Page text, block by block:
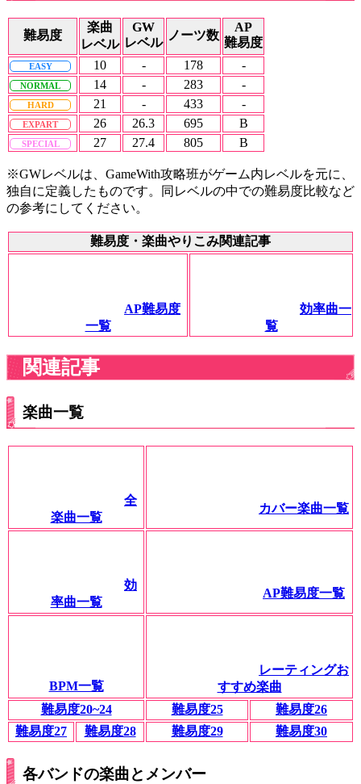
難易度
楽曲
レベル
GW
レベル
ノーツ数
AP
難易度
EASY 10 - 178 -
NORMAL 14 - 283 -
HARD 21 - 433 -
EXPART 26 26.3 695 B
SPECIAL 27 27.4 805 B
※GWレベルは、GameWith攻略班がゲーム内レベルを元に、
独自に定義したものです。同レベルの中での難易度比較など
の参考にしてください。
難易度・楽曲やりこみ関連記事
AP難易度
一覧
効率曲一
覧
関連記事
楽曲一覧
全
楽曲一覧
カバー楽曲一覧
効
率曲一覧
AP難易度一覧
BPM一覧
レーティングお
すすめ楽曲
難易度20~24
難易度25
難易度26
難易度27
難易度28 難易度29 難易度30
各バンドの楽曲とメンバー